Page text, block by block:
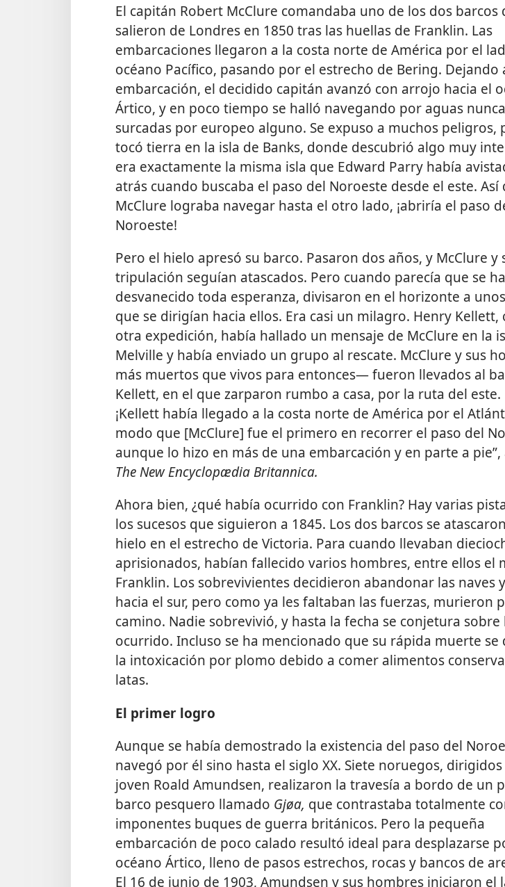
El capitán Robert McClure comandaba uno de los dos barcos
salieron de Londres en 1850 tras las huellas de Franklin. Las
embarcaciones llegaron a la costa norte de América por el
océano Pacífico, pasando por el estrecho de Bering. Dejando
embarcación, el decidido capitán avanzó con arrojo hacia el
Ártico, y en poco tiempo se halló navegando por aguas
surcadas por europeo alguno. Se expuso a muchos peligros,
tocó tierra en la isla de Banks, donde descubrió algo muy
era exactamente la misma isla que Edward Parry había
atrás cuando buscaba el paso del Noroeste desde el este. Así
McClure lograba navegar hasta el otro lado, ¡abriría el paso
Noroeste!
Pero el hielo apresó su barco. Pasaron dos años, y McClure y
tripulación seguían atascados. Pero cuando parecía que se
desvanecido toda esperanza, divisaron en el horizonte a
que se dirigían hacia ellos. Era casi un milagro. Henry Kellett,
otra expedición, había hallado un mensaje de McClure en la
Melville y había enviado un grupo al rescate. McClure y sus
más muertos que vivos para entonces— fueron llevados al
Kellett, en el que zarparon rumbo a casa, por la ruta del este.
¡Kellett había llegado a la costa norte de América por el
modo que [McClure] fue el primero en recorrer el paso del
aunque lo hizo en más de una embarcación y en parte a
The New Encyclopædia Britannica.
Ahora bien, ¿qué había ocurrido con Franklin? Hay varias
los sucesos que siguieron a 1845. Los dos barcos se
hielo en el estrecho de Victoria. Para cuando llevaban
aprisionados, habían fallecido varios hombres, entre ellos el
Franklin. Los sobrevivientes decidieron abandonar las naves
hacia el sur, pero como ya les faltaban las fuerzas, murieron
camino. Nadie sobrevivió, y hasta la fecha se conjetura sobre
ocurrido. Incluso se ha mencionado que su rápida muerte se
la intoxicación por plomo debido a comer alimentos
latas.
El primer logro
Aunque se había demostrado la existencia del paso del
navegó por él sino hasta el siglo XX. Siete noruegos,
joven Roald Amundsen, realizaron la travesía a bordo de un
barco pesquero llamado Gjøa, que contrastaba totalmente
imponentes buques de guerra británicos. Pero la pequeña
embarcación de poco calado resultó ideal para desplazarse
océano Ártico, lleno de pasos estrechos, rocas y bancos de
El 16 de junio de 1903, Amundsen y sus hombres iniciaron el